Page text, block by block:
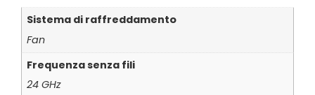
Sistema di raffreddamento
Fan
Frequenza senza fili
24 GHz